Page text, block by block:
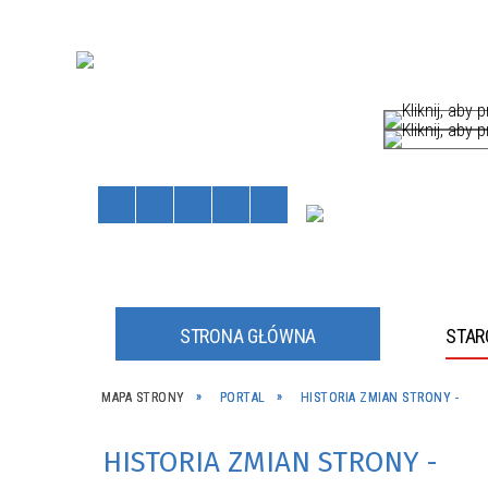
STRONA GŁÓWNA
MAPA STRONY PORTAL HISTORIA ZMIAN STRONY -
HISTORIA ZMIAN STRONY -